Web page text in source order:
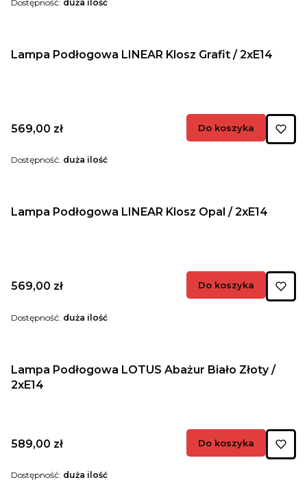
Dostępność: duża ilość
Lampa Podłogowa LINEAR Klosz Grafit / 2xE14
Cena
569,00 zł Do koszyka
Dostępność: duża ilość
Lampa Podłogowa LINEAR Klosz Opal / 2xE14
Cena
569,00 zł Do koszyka
Dostępność: duża ilość
Lampa Podłogowa LOTUS Abażur Biało Złoty /
2xE14
Cena
589,00 zł Do koszyka
Dostępność: duża ilość